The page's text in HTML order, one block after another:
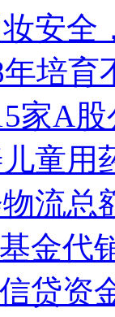
安全
培
家A
童用
流总
金代
贷资